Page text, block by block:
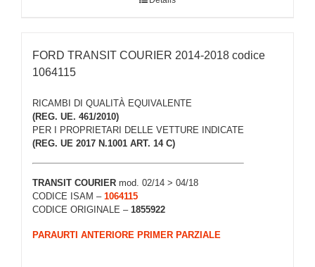
FORD TRANSIT COURIER 2014-2018 codice
1064115
RICAMBI DI QUALITÀ EQUIVALENTE
(REG. UE. 461/2010)
PER I PROPRIETARI DELLE VETTURE INDICATE
(REG. UE 2017 N.1001 ART. 14 C)
TRANSIT COURIER mod. 02/14 > 04/18
CODICE ISAM – 1064115
CODICE ORIGINALE – 1855922
PARAURTI ANTERIORE PRIMER PARZIALE